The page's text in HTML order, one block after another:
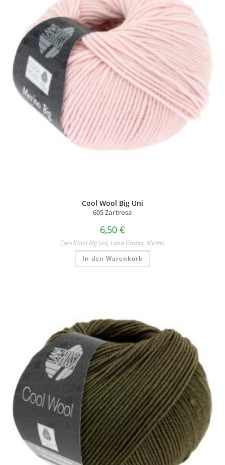
Cool Wool Big Uni
605 Zartrosa
6,50 €
Cool Wool Big Uni, Lana Grossa, Merino
In den Warenkorb